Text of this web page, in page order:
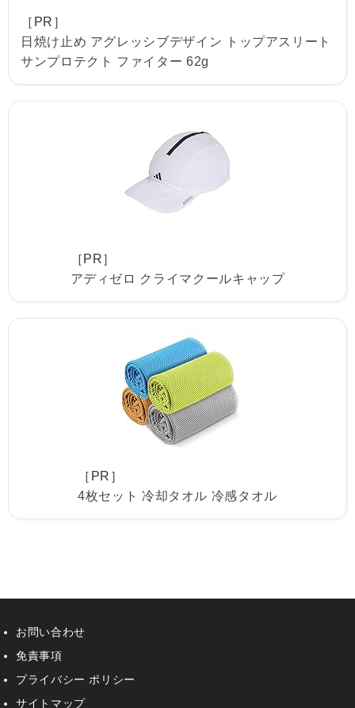
［PR］
日焼け止め アグレッシブデザイン トップアスリート
サンプロテクト ファイター 62g
［PR］
アディゼロ クライマクールキャップ
［PR］
4枚セット 冷却タオル 冷感タオル
お問い合わせ
免責事項
プライバシー ポリシー
サイトマップ